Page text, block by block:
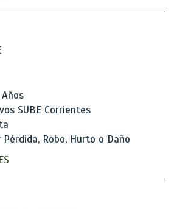
SUBE Corrientes
Pérdida, Robo, Hurto o Daño